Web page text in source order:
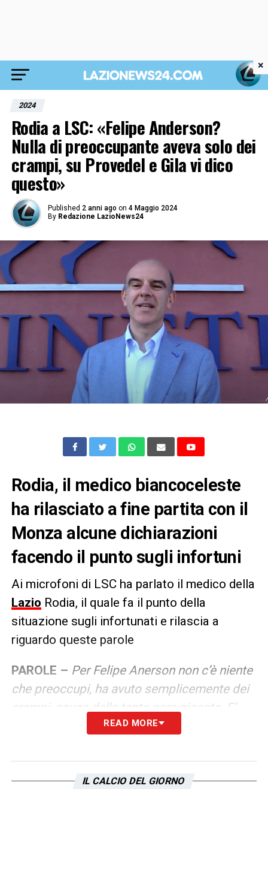
2024
Rodia a LSC: «Felipe Anderson?
Nulla di preoccupante aveva solo dei
crampi, su Provedel e Gila vi dico
questo»
Published 2 anni ago on 4 Maggio 2024
By Redazione LazioNews24
Rodia, il medico biancoceleste
ha rilasciato a fine partita con il
Monza alcune dichiarazioni
facendo il punto sugli infortuni
Ai microfoni di LSC ha parlato il medico della
Lazio Rodia, il quale fa il punto della
situazione sugli infortunati e rilascia a
riguardo queste parole
PAROLE – Per Felipe Anerson non c’è niente
che preoccupi, ha avuto semplicemente dei
crampi, causa delle tante gare giocate. E’
stato tolto solo per precauzione. Provedel?
squadra,dal punto di vista medico è a posto.
Per Gila sta andando tutto nel migliore dei
READ MORE
IL CALCIO DEL GIORNO
×